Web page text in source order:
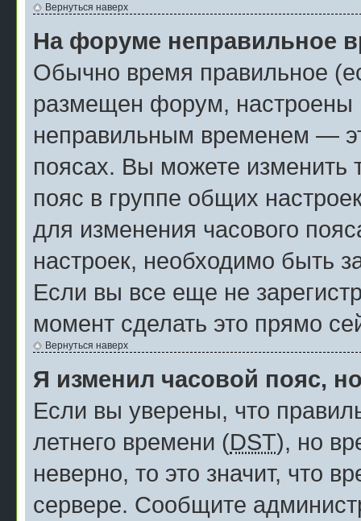
Вернуться наверх
На форуме неправильное
Обычно время правильное
размещен форум, настроены
неправильным временем —
поясах. Вы можете изменить
пояс в группе общих
для изменения часового
настроек, необходимо быть
Если вы все еще не
момент сделать это прямо
Вернуться наверх
Я изменил часовой пояс,
Если вы уверены, что
летнего времени (DST), но
неверно, то это значит, что
сервере. Сообщите